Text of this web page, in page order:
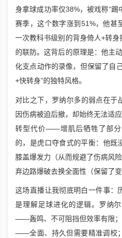
身拿球成功率仅38%，被戏称“
赛季，这个数字涨到51%，他甚
一次教科书级别的背身倚人+转
的联防。这背后的原理是：他主
化支点动作的录像，但保留了自
+快转身”的独特风格。
对比之下，罗纳尔多的弱点在
因伤病被迫后撤，却始终无法适
转型代价——增肌后牺牲了部分
的，是虎口夺食式的平衡：他既
膝盖爆发力（从而规避了伤病风
弃边路爆破去换全面性（保留了
这场直播让我彻底明白一件事：
是理解足球进化的逻辑。罗纳
——轰鸣、不可阻挡但效率有限
——全面、持久但需要精准调校